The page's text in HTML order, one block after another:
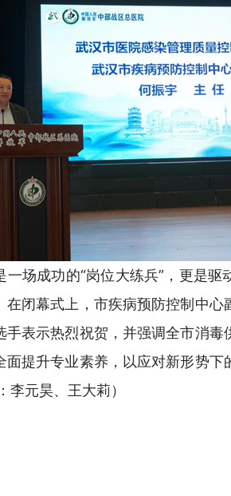
一场成功的“岗位大练兵”，更是驱
在闭幕式上，市疾病预防控制中心
手表示热烈祝贺，并强调全市消毒
面提升专业素养，以应对新形势下
李元昊、王大莉）